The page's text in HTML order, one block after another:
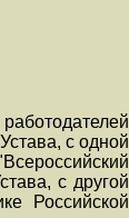
с одной
с другой
Российской